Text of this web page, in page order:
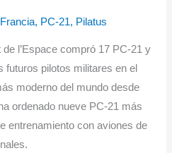
Francia, PC-21, Pilatus
de l’Espace compró 17 PC-21 y
futuros pilotos militares en el
moderno del mundo desde
ordenado nueve PC-21 más
entrenamiento con aviones de